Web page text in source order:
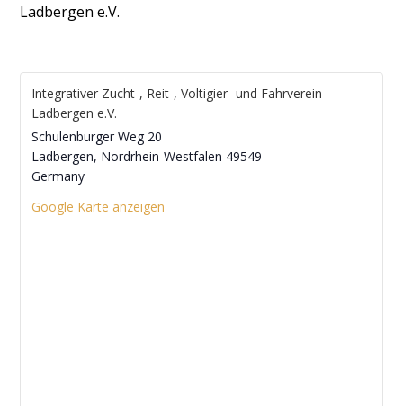
Ladbergen e.V.
Integrativer Zucht-, Reit-, Voltigier- und Fahrverein
Ladbergen e.V.
Schulenburger Weg 20
Ladbergen, Nordrhein-Westfalen 49549
Germany
Google Karte anzeigen